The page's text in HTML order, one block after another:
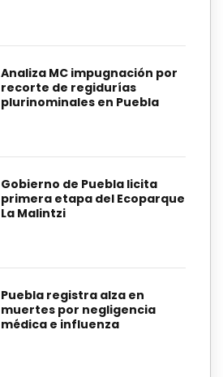
Analiza MC impugnación por
recorte de regidurías
plurinominales en Puebla
Gobierno de Puebla licita
primera etapa del Ecoparque
La Malintzi
Puebla registra alza en
muertes por negligencia
médica e influenza